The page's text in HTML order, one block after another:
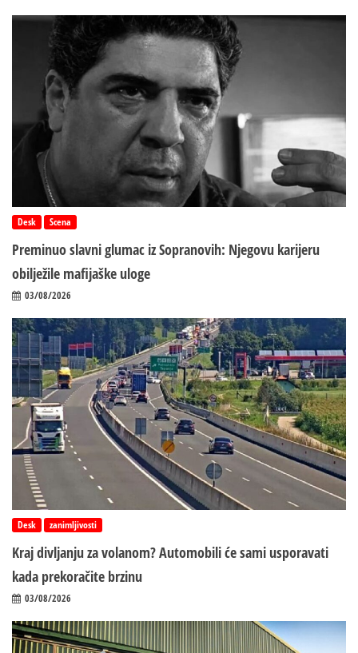
Desk Scena
Preminuo slavni glumac iz Sopranovih: Njegovu karijeru
obilježile mafijaške uloge
03/08/2026
Desk zanimljivosti
Kraj divljanju za volanom? Automobili će sami usporavati
kada prekoračite brzinu
03/08/2026